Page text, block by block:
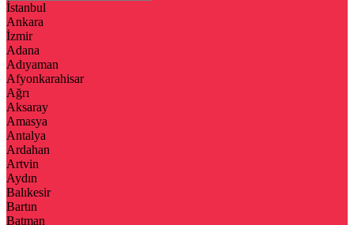
İstanbul
Ankara
İzmir
Adana
Adıyaman
Afyonkarahisar
Ağrı
Aksaray
Amasya
Antalya
Ardahan
Artvin
Aydın
Balıkesir
Bartın
Batman